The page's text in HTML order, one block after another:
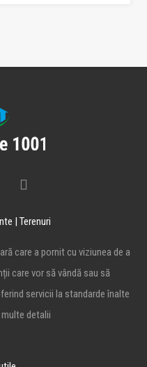
| Terenuri
care a pornit cu viziunea de a
care vor să vândă sau să
servicii la standarde înalte
detalii